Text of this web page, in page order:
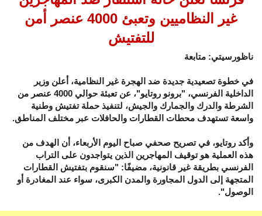
غير النظاميين وتعبئ 4000 عنصر أمن
للتفتيش
ناظورسيتي: متابعة
في خطوة تصعيدية جديدة ضد الهجرة غير النظامية، أعلن وزير
الداخلية الفرنسي، "برونو روتايو"، عن تعبئة حوالي 4000 عنصر من
الشرطة والدرك والجمارك والجيش، لتنفيذ حملة تفتيش وطنية
واسعة تستهدف محطات القطارات والحافلات عبر مختلف المناطق.
وأكد روتايو، في تصريح صحفي صباح اليوم الأربعاء، أن الهدف من
هذه العملية هو توقيف المهاجرين الذين يتواجدون على التراب
الفرنسي بطريقة غير قانونية، مضيفًا: "سنقوم بتفتيش القطارات
المتجهة إلى الدول المجاورة والمدن الكبرى، سواء عند المغادرة أو
الوصول".